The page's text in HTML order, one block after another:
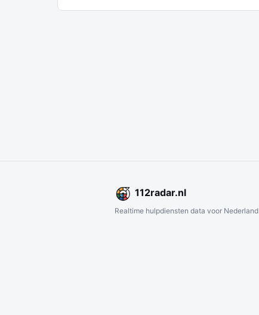
112radar.nl
Realtime hulpdiensten data voor Nederland